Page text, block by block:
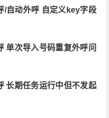
/自动外呼 自定义key字段
单次导入号码重复外呼问
长期任务运行中但不发起